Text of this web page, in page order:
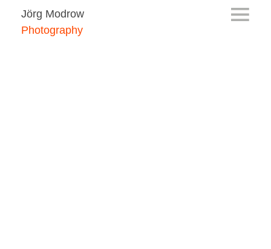
Jörg Modrow
Photography